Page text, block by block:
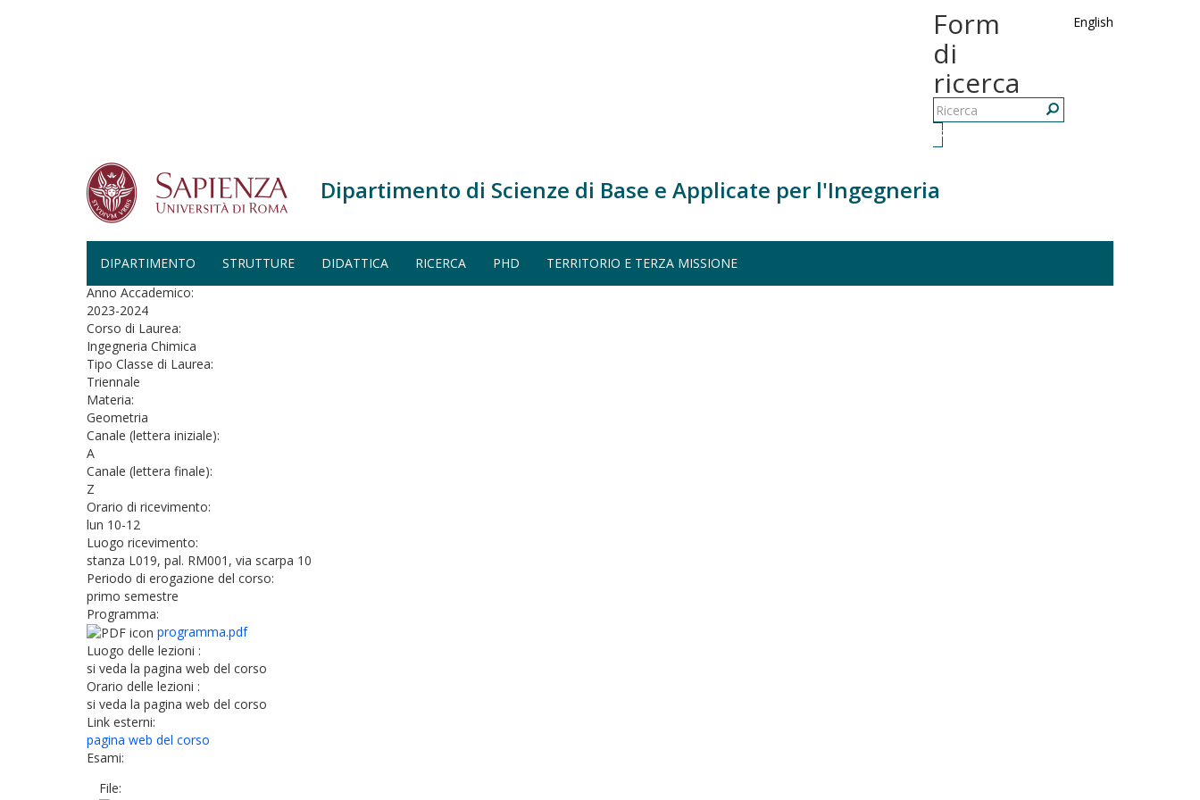
Salta al contenuto principale
English
Form
di
ricerca
Ricerca
Dipartimento di Scienze di Base e Applicate per l'Ingegneria
DIPARTIMENTO STRUTTURE DIDATTICA RICERCA PHD TERRITORIO E TERZA MISSIONE
Home
GEOMETRIA - INGEGNERIA CHIMICA (A.A. 2023-2024)
Anno Accademico:
2023-2024
Corso di Laurea:
Ingegneria Chimica
Tipo Classe di Laurea:
Triennale
Materia:
Geometria
Canale (lettera iniziale):
A
Canale (lettera finale):
Z
Orario di ricevimento:
lun 10-12
Luogo ricevimento:
stanza L019, pal. RM001, via scarpa 10
Periodo di erogazione del corso:
primo semestre
Programma:
programma.pdf
Luogo delle lezioni :
si veda la pagina web del corso
Orario delle lezioni :
si veda la pagina web del corso
Link esterni:
pagina web del corso
Esami:
File: